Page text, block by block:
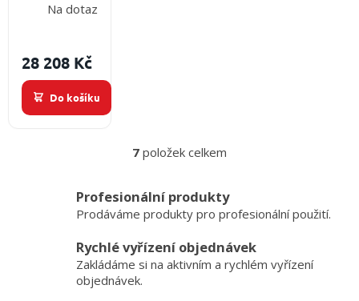
Rosenbauer
univerzální
vysokotlaká
proudnice,
průtok max.
kuličkovém
ložisku D25
Na dotaz
28 208 Kč
Do košíku
O
á
d
c
í
7 položek celkem
Profesionální produkty
Prodáváme produkty pro profesionální použití.
Rychlé vyřízení objednávek
Zakládáme si na aktivním a rychlém vyřízení
objednávek.